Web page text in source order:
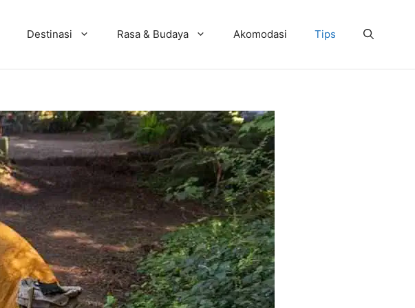
Destinasi Rasa & Budaya Akomodasi Tips